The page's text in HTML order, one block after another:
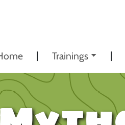
Trainings